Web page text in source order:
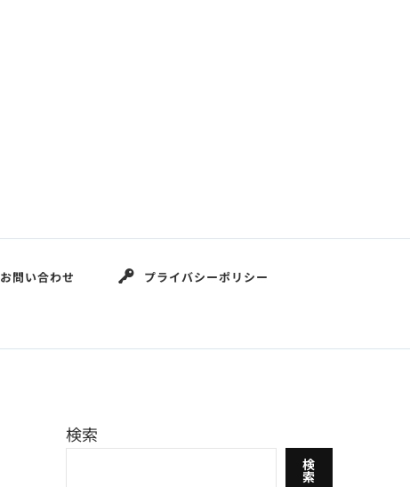
お問い合わせ プライバシーポリシー
検索
検
索